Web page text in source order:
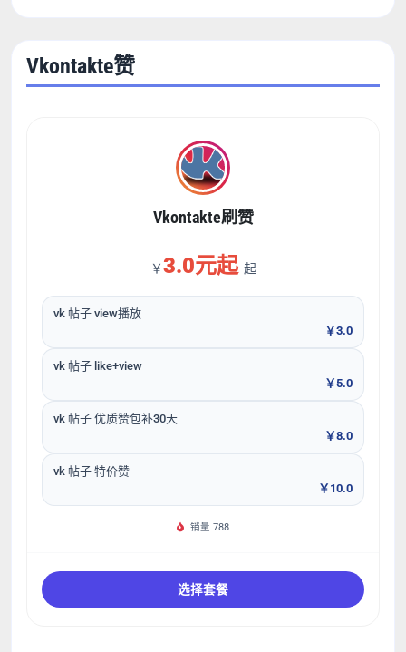
Vkontakte赞
Vkontakte刷赞
￥3.0元起 起
vk 帖子 view播放
￥3.0
vk 帖子 like+view
￥5.0
vk 帖子 优质赞包补30天
￥8.0
vk 帖子 特价赞
￥10.0
销量 788
选择套餐